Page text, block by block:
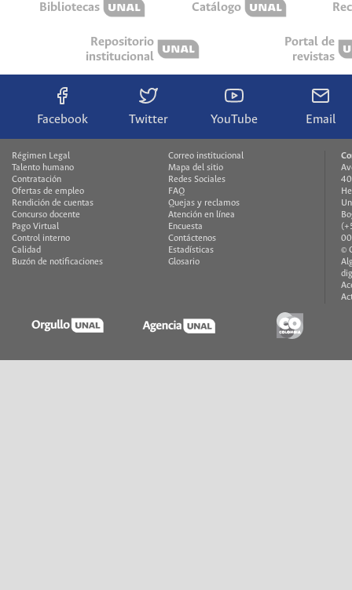
Bibliotecas Catálogo
Repositorio
institucional
Portal de
revistas
Facebook Twitter YouTube Email
Régimen Legal
Talento humano
Contratación
Ofertas de empleo
Rendición de cuentas
Concurso docente
Pago Virtual
Control interno
Calidad
Buzón de notificaciones
Correo institucional
Mapa del sitio
Redes Sociales
FAQ
Quejas y reclamos
Atención en línea
Encuesta
Contáctenos
Estadísticas
Glosario
©